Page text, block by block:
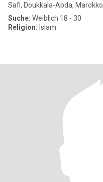
Safi, Doukkala-Abda, Marokko
Suche: Weiblich 18 - 30
Religion: Islam